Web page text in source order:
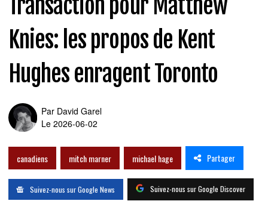
Transaction pour Matthew
Knies: les propos de Kent
Hughes enragent Toronto
Par David Garel
Le 2026-06-02
canadiens mitch marner michael hage Partager
Suivez-nous sur Google News Suivez-nous sur Google Discover